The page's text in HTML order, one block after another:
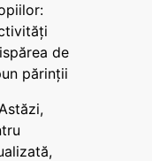
de
părinții